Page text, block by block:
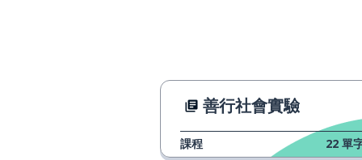
善行社會實驗
課程 22 單